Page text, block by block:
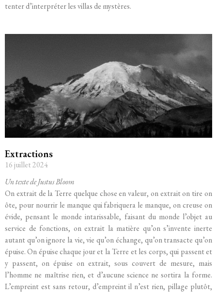
tenter d’interpréter les villas de mystères.
Extractions
16 juillet 2024
Un texte de Justus Bloom
On extrait de la Terre quelque chose en valeur, on extrait on tire on
ôte, pour nourrir le manque qui fabriquera le manque, on creuse on
évide, pensant le monde intarissable, faisant du monde l’objet au
service de fonctions, on extrait la matière qu’on s’invente inerte
autant qu’on ignore la vie, vie qu’on échange, qu’on transacte qu’on
épuise. On épuise chaque jour et la Terre et les corps, qui passent et
y passent, on épuise on extrait, sous couvert de mesure, mais
l’homme ne maîtrise rien, et d’aucune science ne sortira la forme.
L’empreint est sans retour, d’empreint il n’est rien, pillage plutôt,